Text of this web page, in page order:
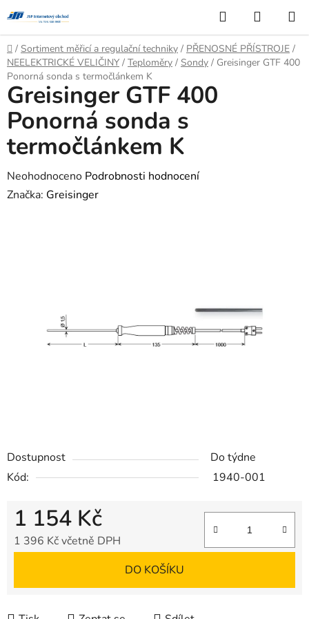
na
obsah
Hledat
KOŠÍK
Domů
/ Sortiment měřicí a regulační techniky / PŘENOSNÉ PŘÍSTROJE /
NEELEKTRICKÉ VELIČINY / Teploměry / Sondy / Greisinger GTF 400
Ponorná sonda s termočlánkem K
Dostupnost
Do týdne
Kód:
1940-001
1 154 Kč
1 396 Kč včetně DPH
DO KOŠÍKU
Greisinger GTF 400
Ponorná sonda s
termočlánkem K
Průměrné
hodnocení
Neohodnoceno Podrobnosti hodnocení
Značka: Greisinger